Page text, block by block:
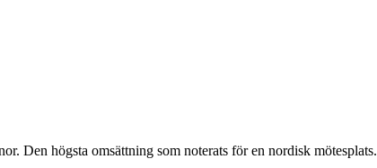
Den högsta omsättning som noterats för en nordisk mötesplats.